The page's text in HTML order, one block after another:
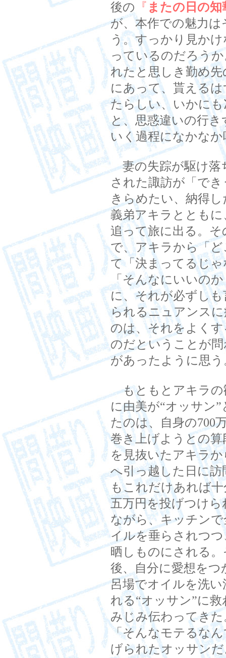
後の 『 またの日の知
が、本作での魅力
う。すっかり見か
っているのだろう
れたと思しき勤め
にあって、貰える
たらしい、いかに
と、思惑違いの行
いく過程になかな
妻の失踪が駆け落
された諏訪が「で
きらめたい、納得
義弟アキラととも
追って旅に出る。
で、アキラから「
て「決まってるじ
「そんなにいいの
に、それが必ずし
られるニュアンス
のは、それをよく
のだということが
があったように思う
もともとアキラの
に由美が“オッサン
たのは、自身の700
巻き上げようとの
を見抜いたアキラ
へ引っ越した日に
もこれだけあれば
五万円を投げつけ
ながら、キッチン
イルを垂らされつ
晒しものにされる
後、自分に愛想を
呂場でオイルを洗
れる“オッサン”に
みじみ伝わってき
「そんなモテるな
げられたオッサン